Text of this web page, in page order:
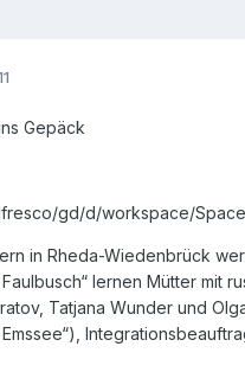
Gepäck
gd/d/workspace/
in Rheda-Wiedenbrück
lernen Mütter mit
Tatjana Wunder und